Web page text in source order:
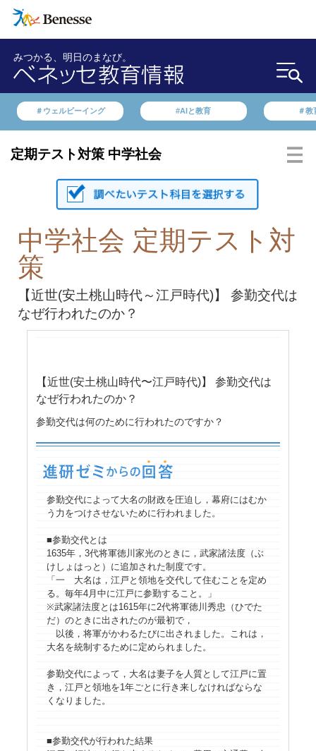
みつかる、明日のまなび。
＃ウェルビーイング #AIと教育 ＃教
定期テスト対策 中学社会
中学社会 定期テスト対
策
【近世(安土桃山時代～江戸時代)】 参勤交代は
なぜ行われたのか？
【近世(安土桃山時代〜江戸時代)】 参勤交代は
なぜ行われたのか？
参勤交代は何のために行われたのですか？
参勤交代によって大名の財政を圧迫し，幕府にはむか
う力をつけさせないために行われました。
■参勤交代とは
1635年，3代将軍徳川家光のときに，武家諸法度（ぶ
けしょはっと）に追加された制度です。
「一 大名は，江戸と領地を交代して住むことを定め
る。毎年4月中に江戸に参勤すること。」
※武家諸法度とは1615年に2代将軍徳川秀忠（ひでた
だ）のときに出されたのが最初で，
以後，将軍がかわるたびに出されました。これは，
大名を統制するために定められました。
参勤交代によって，大名は妻子を人質として江戸に置
き，江戸と領地を1年ごとに行き来しなければならな
くなりました。
■参勤交代が行われた結果